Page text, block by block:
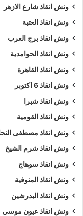
ونش انقاذ شارع الازهر
ونش انقاذ العتبة
ونش انقاذ برج العرب
ونش انقاذ الحوامدية
ونش انقاذ القاهرة
ونش انقاذ 6 اكتوبر
ونش انقاذ شبرا
ونش انقاذ القومية
ونش انقاذ مصطفى
ونش انقاذ شرم الشيخ
ونش انقاذ سوهاج
ونش انقاذ المنوفية
ونش انقاذ البدرشين
ونش انقاذ عيون موسي